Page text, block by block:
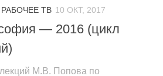
РАБОЧЕЕ ТВ 10 ОКТ, 2017
— 2016 (цикл
лекций М.В. Попова по